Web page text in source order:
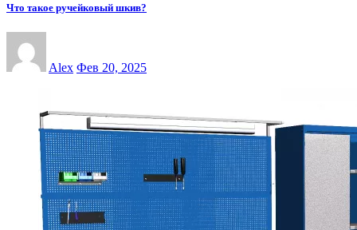
Что такое ручейковый шкив?
Alex Фев 20, 2025